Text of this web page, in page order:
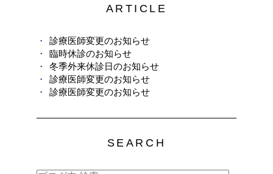
ARTICLE
診療医師変更のお知らせ
臨時休診のお知らせ
冬季外来休診日のお知らせ
診療医師変更のお知らせ
診療医師変更のお知らせ
SEARCH